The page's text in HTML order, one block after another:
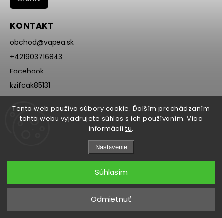
Tento web používa súbory cookie. Ďalším prechádzaním
tohto webu vyjadrujete súhlas s ich používaním. Viac
informácií tu.
Nastavenie
Odmietnuť
Súhlasím
KONTAKT
obchod@vapea.sk
+421903716843
Facebook
kzifcak85131
Instagram
@vapea.slovensko
Copyright 2026VAPEA.sk. Všetky práva vyhradené.
Grafický návrh vytvořil a nakódoval